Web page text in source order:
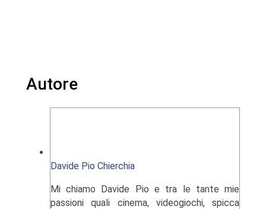
Autore
Davide Pio Chierchia
Mi chiamo Davide Pio e tra le tante mie
passioni quali cinema, videogiochi, spicca